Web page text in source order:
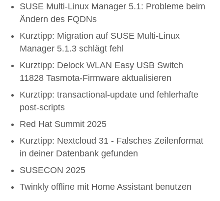
SUSE Multi-Linux Manager 5.1: Probleme beim
Ändern des FQDNs
Kurztipp: Migration auf SUSE Multi-Linux
Manager 5.1.3 schlägt fehl
Kurztipp: Delock WLAN Easy USB Switch
11828 Tasmota-Firmware aktualisieren
Kurztipp: transactional-update und fehlerhafte
post-scripts
Red Hat Summit 2025
Kurztipp: Nextcloud 31 - Falsches Zeilenformat
in deiner Datenbank gefunden
SUSECON 2025
Twinkly offline mit Home Assistant benutzen